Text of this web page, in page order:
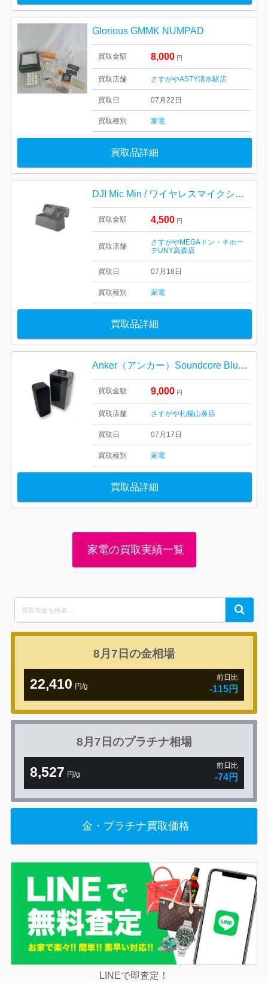
Glorious GMMK NUMPAD
買取金額 8,000 円
買取店舗 さすがやASTY清水駅店
買取日 07月22日
買取種別 家電
買取品詳細
DJI Mic Min / ワイヤレスマイクシステム / 家電 / 電化製品
買取金額 4,500 円
買取店舗
さすがやMEGAドン・キホー
テUNY高森店
買取日 07月18日
買取種別 家電
買取品詳細
Anker（アンカー）Soundcore Bluetoothスピーカー（新品未使用）
買取金額 9,000 円
買取店舗 さすがや札幌山鼻店
買取日 07月17日
買取種別 家電
買取品詳細
家電の買取実績一覧
for:
Search
8月7日の金相場
22,410 円/g
前日比
-115円
8月7日のプラチナ相場
8,527 円/g
前日比
-74円
金・プラチナ買取価格
LINEで即査定！